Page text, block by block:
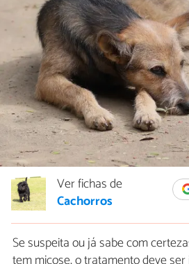
Ver fichas de
Cachorros
Se suspeita ou já sabe com